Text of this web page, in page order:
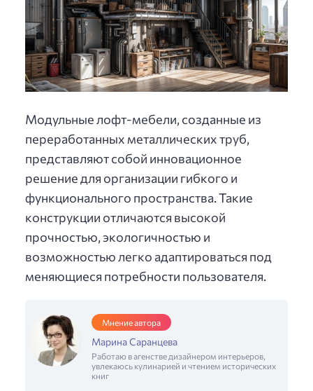
Модульные лофт-мебели, созданные из
переработанных металлических труб,
представляют собой инновационное
решение для организации гибкого и
функционального пространства. Такие
конструкции отличаются высокой
прочностью, экологичностью и
возможностью легко адаптироваться под
меняющиеся потребности пользователя.
Мнение автора
Марина Саранцева
Работаю в агенстве дизайнером интерьеров,
увлекаюсь кулинарией и чтением исторических
книг